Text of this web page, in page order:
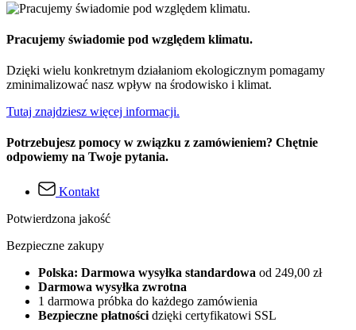
Pracujemy świadomie pod względem klimatu.
Dzięki wielu konkretnym działaniom ekologicznym pomagamy
zminimalizować nasz wpływ na środowisko i klimat.
Tutaj znajdziesz więcej informacji.
Potrzebujesz pomocy w związku z zamówieniem? Chętnie
odpowiemy na Twoje pytania.
Kontakt
Potwierdzona jakość
Bezpieczne zakupy
Polska: Darmowa wysyłka standardowa od 249,00 zł
Darmowa wysyłka zwrotna
1 darmowa próbka do każdego zamówienia
Bezpieczne płatności dzięki certyfikatowi SSL